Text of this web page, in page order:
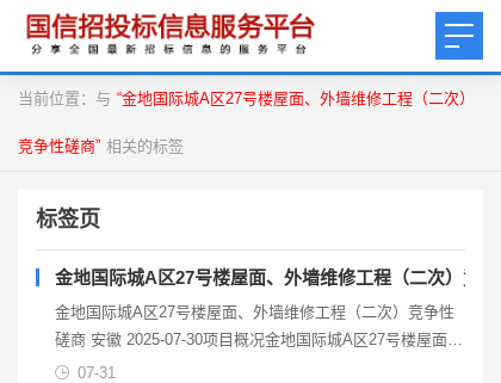
当前位置：与 “金地国际城A区27号楼屋面、外墙维修工程（二次）
竞争性磋商” 相关的标签
标签页
金地国际城A区27号楼屋面、外墙维修工程（二次）竞
金地国际城A区27号楼屋面、外墙维修工程（二次）竞争性
磋商 安徽 2025-07-30项目概况金地国际城A区27号楼屋面、
外墙维修工程（二次） 采购项目的
07-31